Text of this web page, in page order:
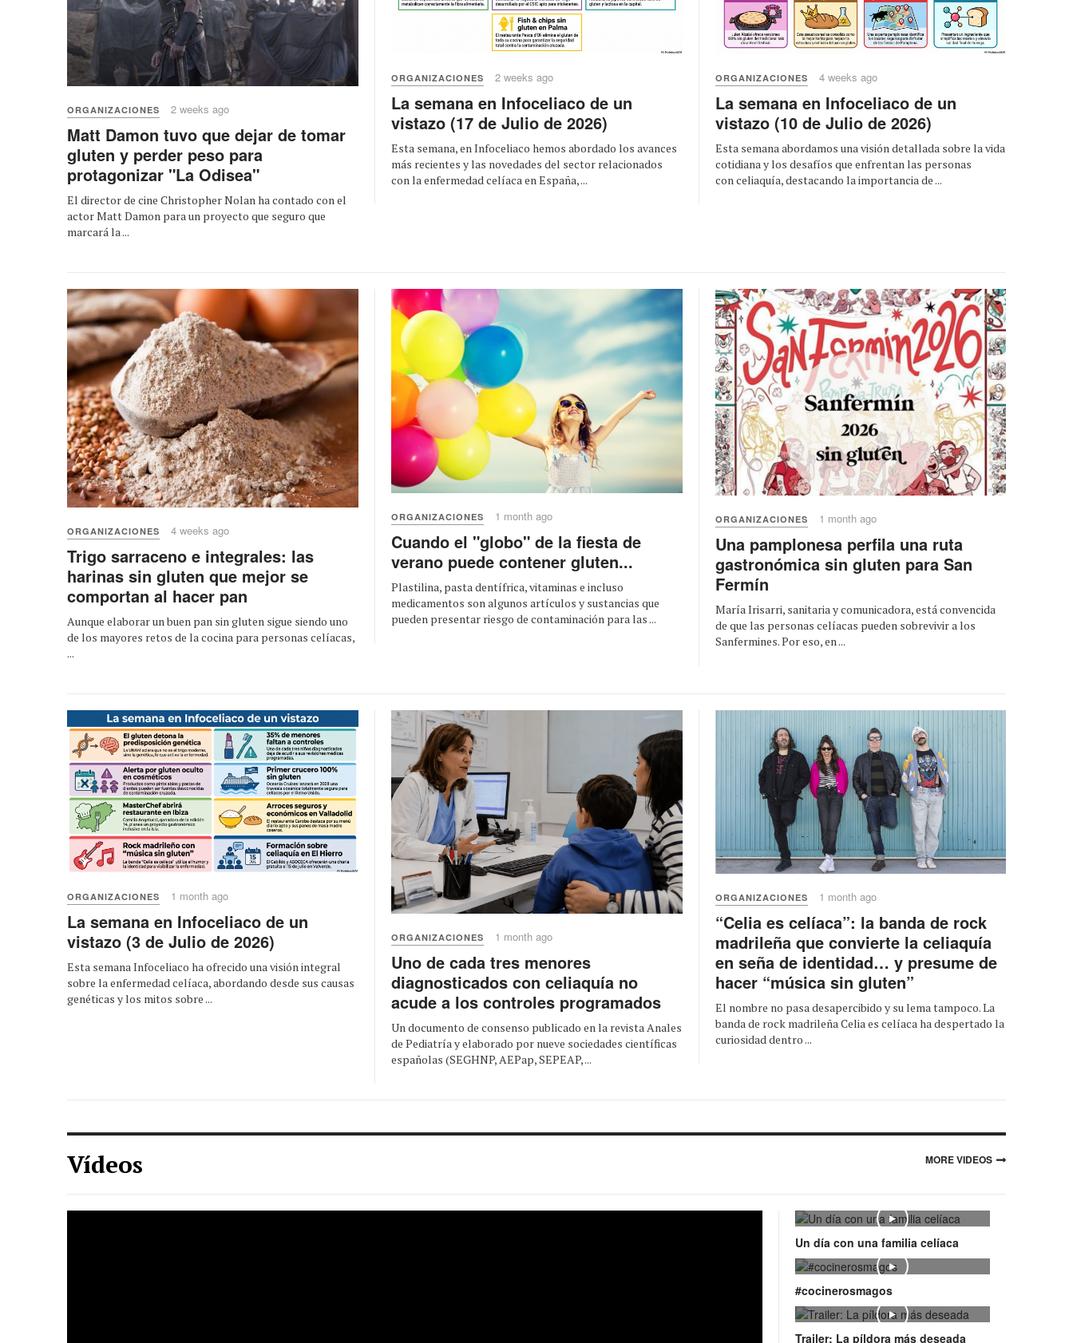
ORGANIZACIONES 2 weeks ago
Matt Damon tuvo que dejar de tomar
gluten y perder peso para
protagonizar "La Odisea"
El director de cine Christopher Nolan ha contado con el
actor Matt Damon para un proyecto que seguro que
marcará la ...
ORGANIZACIONES 2 weeks ago
La semana en Infoceliaco de un
vistazo (17 de Julio de 2026)
Esta semana, en Infoceliaco hemos abordado los avances
más recientes y las novedades del sector relacionados
con la enfermedad celíaca en España, ...
ORGANIZACIONES 4 weeks ago
La semana en Infoceliaco de un
vistazo (10 de Julio de 2026)
Esta semana abordamos una visión detallada sobre la vida
cotidiana y los desafíos que enfrentan las personas
con celiaquía, destacando la importancia de ...
ORGANIZACIONES 4 weeks ago
Trigo sarraceno e integrales: las
harinas sin gluten que mejor se
comportan al hacer pan
Aunque elaborar un buen pan sin gluten sigue siendo uno
de los mayores retos de la cocina para personas celíacas,
...
ORGANIZACIONES 1 month ago
Cuando el "globo" de la fiesta de
verano puede contener gluten...
Plastilina, pasta dentífrica, vitaminas e incluso
medicamentos son algunos artículos y sustancias que
pueden presentar riesgo de contaminación para las ...
ORGANIZACIONES 1 month ago
Una pamplonesa perfila una ruta
gastronómica sin gluten para San
Fermín
María Irisarri, sanitaria y comunicadora, está convencida
de que las personas celíacas pueden sobrevivir a los
Sanfermines. Por eso, en ...
ORGANIZACIONES 1 month ago
La semana en Infoceliaco de un
vistazo (3 de Julio de 2026)
Esta semana Infoceliaco ha ofrecido una visión integral
sobre la enfermedad celíaca, abordando desde sus causas
genéticas y los mitos sobre ...
ORGANIZACIONES 1 month ago
Uno de cada tres menores
diagnosticados con celiaquía no
acude a los controles programados
Un documento de consenso publicado en la revista Anales
de Pediatría y elaborado por nueve sociedades científicas
españolas (SEGHNP, AEPap, SEPEAP, ...
ORGANIZACIONES 1 month ago
“Celia es celíaca”: la banda de rock
madrileña que convierte la celiaquía
en seña de identidad… y presume de
hacer “música sin gluten”
El nombre no pasa desapercibido y su lema tampoco. La
banda de rock madrileña Celia es celíaca ha despertado la
curiosidad dentro ...
Vídeos MORE VIDEOS
Play
Un día con una familia celíaca
Play
#cocinerosmagos
Play
Trailer: La píldora más deseada